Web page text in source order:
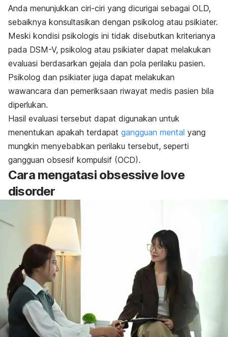
Anda menunjukkan ciri-ciri yang dicurigai sebagai OLD,
sebaiknya konsultasikan dengan psikolog atau psikiater.
Meski kondisi psikologis ini tidak disebutkan kriterianya
pada DSM-V, psikolog atau psikiater dapat melakukan
evaluasi berdasarkan gejala dan pola perilaku pasien.
Psikolog dan psikiater juga dapat melakukan
wawancara dan pemeriksaan riwayat medis pasien bila
diperlukan.
Hasil evaluasi tersebut dapat digunakan untuk
menentukan apakah terdapat gangguan mental yang
mungkin menyebabkan perilaku tersebut, seperti
gangguan obsesif kompulsif (OCD).
Cara mengatasi obsessive love
disorder